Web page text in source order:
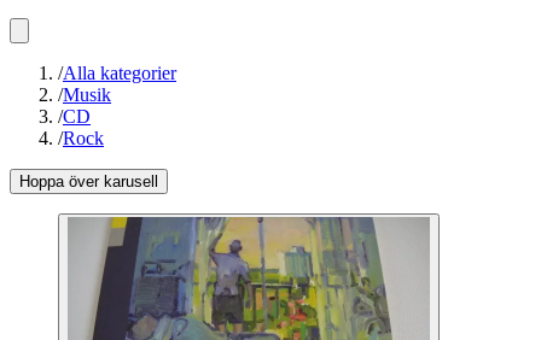
/Alla kategorier
/Musik
/CD
/Rock
Hoppa över karusell